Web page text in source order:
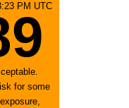
PM UTC
for some